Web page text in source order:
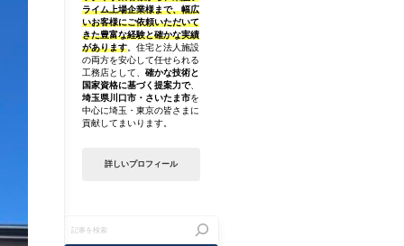
ライム上場企業様まで、幅広
いお客様にご依頼いただいて
きた豊富な経験と確かな実績
があります。住宅と法人施設
の両方を安心して任せられる
工務店として、 確かな技術と
国家資格に基づく提案力で、
埼玉県川口市・さいたま市を
中心に埼玉・東京の皆さまに
貢献してまいります。
詳しいプロフィール